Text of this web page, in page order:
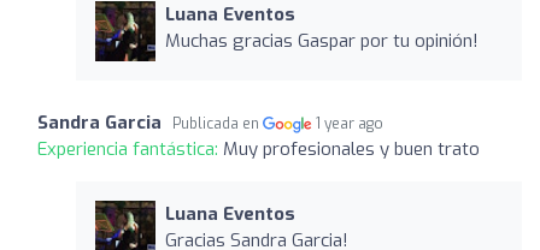
Luana Eventos
Muchas gracias Gaspar por tu opinión!
Sandra Garcia Publicada en 1 year ago
Experiencia fantástica: Muy profesionales y buen trato
Luana Eventos
Gracias Sandra Garcia!